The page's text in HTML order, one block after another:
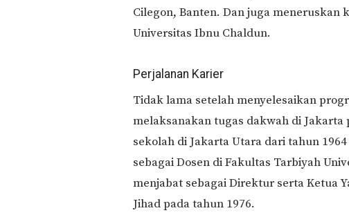
Cilegon, Banten. Dan juga meneruskan
Universitas Ibnu Chaldun.
Perjalanan Karier
Tidak lama setelah menyelesaikan
melaksanakan tugas dakwah di
sekolah di Jakarta Utara dari tahun
sebagai Dosen di Fakultas Tarbiyah
menjabat sebagai Direktur serta Ketua
Jihad pada tahun 1976.